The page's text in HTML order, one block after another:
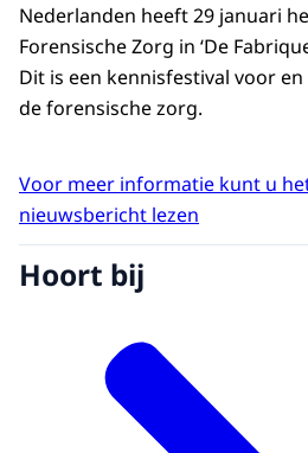
Nederlanden heeft 29 januari
Forensische Zorg in ‘De
Dit is een kennisfestival voor
de forensische zorg.
Voor meer informatie kunt u
nieuwsbericht lezen
Hoort bij